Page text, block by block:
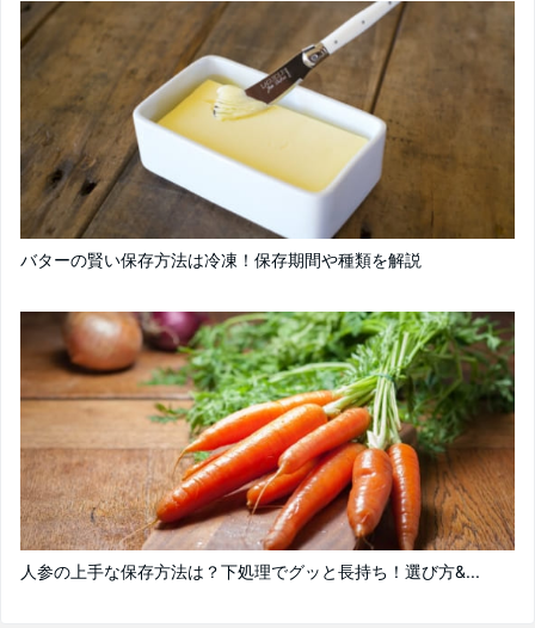
バターの賢い保存方法は冷凍！保存期間や種類を解説
人参の上手な保存方法は？下処理でグッと長持ち！選び方&...